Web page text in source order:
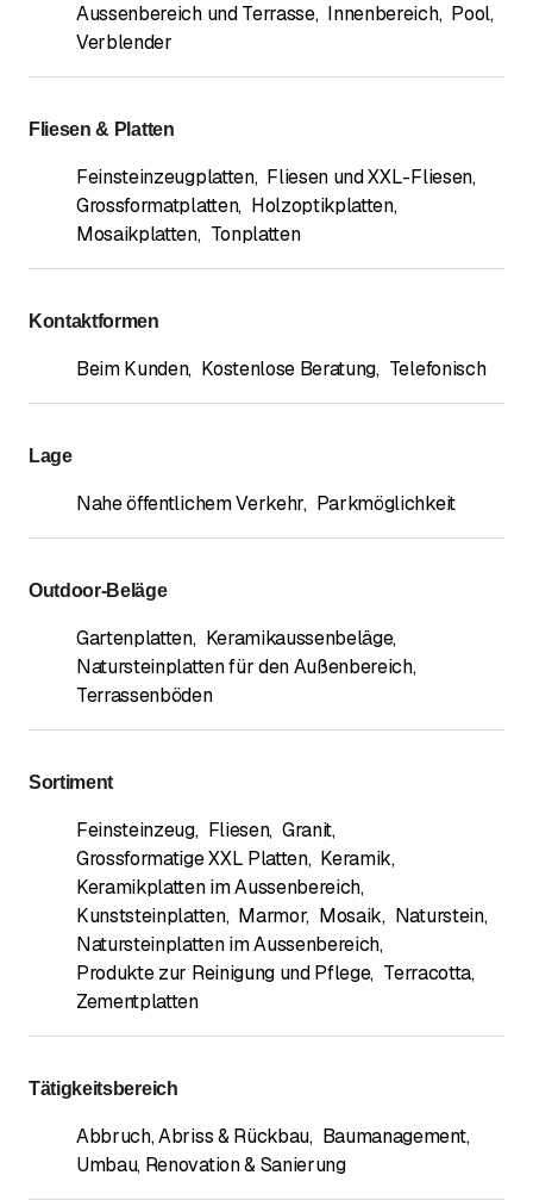
Aussenbereich und Terrasse, Innenbereich, Pool,
Verblender
Fliesen & Platten
Feinsteinzeugplatten, Fliesen und XXL-Fliesen,
Grossformatplatten, Holzoptikplatten,
Mosaikplatten, Tonplatten
Kontaktformen
Beim Kunden, Kostenlose Beratung, Telefonisch
Lage
Nahe öffentlichem Verkehr, Parkmöglichkeit
Outdoor-Beläge
Gartenplatten, Keramikaussenbeläge,
Natursteinplatten für den Außenbereich,
Terrassenböden
Sortiment
Feinsteinzeug, Fliesen, Granit,
Grossformatige XXL Platten, Keramik,
Keramikplatten im Aussenbereich,
Kunststeinplatten, Marmor, Mosaik, Naturstein,
Natursteinplatten im Aussenbereich,
Produkte zur Reinigung und Pflege, Terracotta,
Zementplatten
Tätigkeitsbereich
Abbruch, Abriss & Rückbau, Baumanagement,
Umbau, Renovation & Sanierung